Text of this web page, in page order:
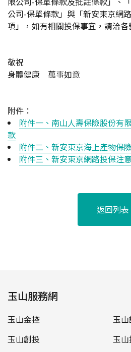
公司-保單條款」與「新安東京網
項」，如有相關投保事宜，請洽各
敬祝
身體健康 萬事如意
附件：
附件一、南山人壽保險股份有
款
附件二、新安東京海上產物保
附件三、新安東京網路投保注
返回列表
玉山服務網
玉山金控
玉
玉山創投
玉